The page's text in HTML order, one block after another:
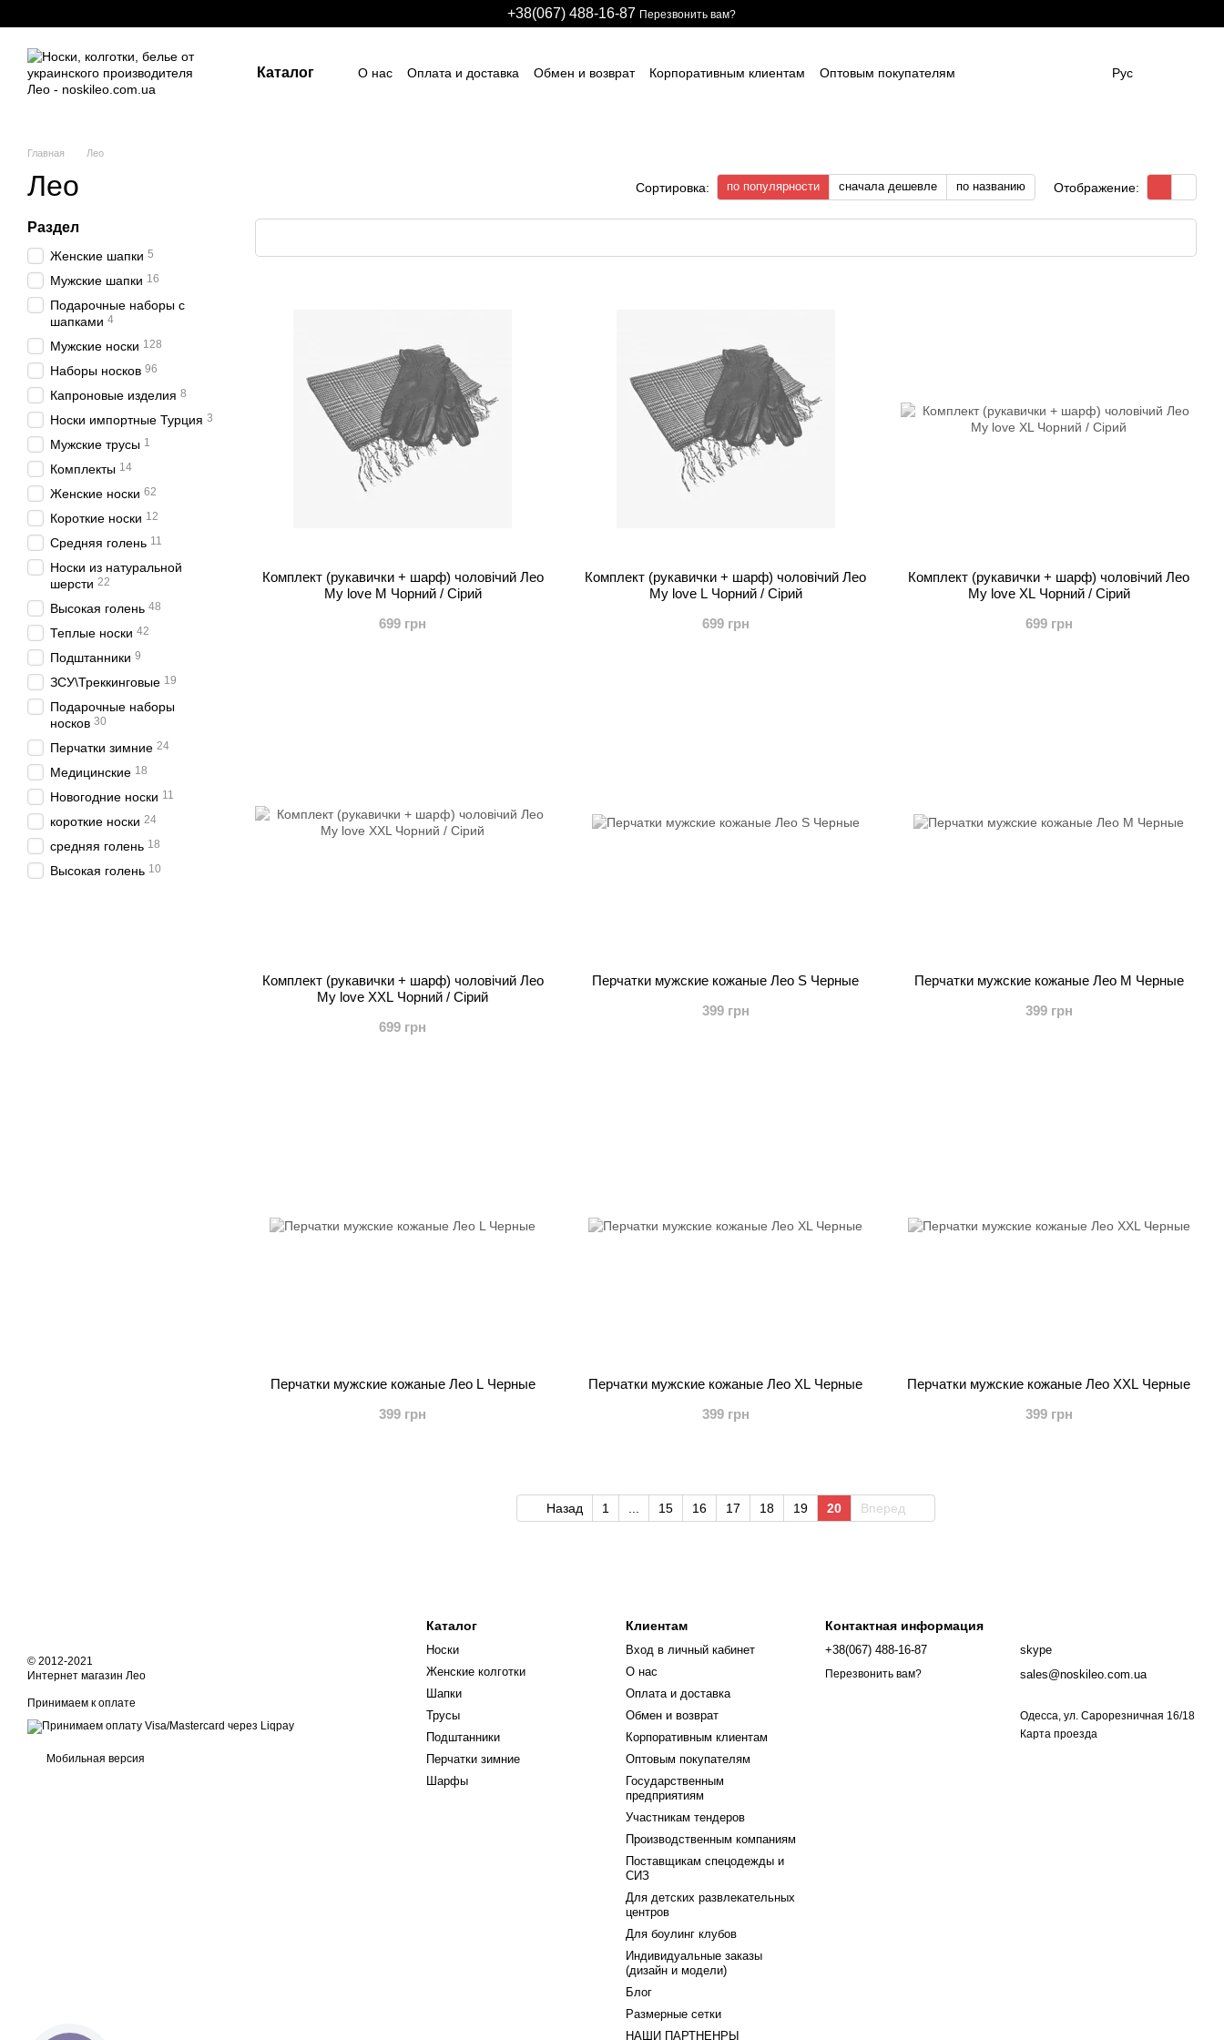
+38(067) 488-16-87 Перезвонить вам?
Каталог О нас Оплата и доставка Обмен и возврат Корпоративным клиентам
Оптовым покупателям
Рус
Главная Лео
Лео Сортировка: по популярности сначала дешевле по названию Отображение:
Комплект (рукавички + шарф) чоловічий Лео
My love М Чорний / Сірий
699 грн
Комплект (рукавички + шарф) чоловічий Лео
My love L Чорний / Сірий
699 грн
Комплект (рукавички + шарф) чоловічий Лео
My love XL Чорний / Сірий
699 грн
Комплект (рукавички + шарф) чоловічий Лео
My love XXL Чорний / Сірий
699 грн
Перчатки мужские кожаные Лео S Черные
399 грн
Перчатки мужские кожаные Лео М Черные
399 грн
Перчатки мужские кожаные Лео L Черные
399 грн
Перчатки мужские кожаные Лео ХL Черные
399 грн
Перчатки мужские кожаные Лео ХХL Черные
399 грн
Назад 1 15 16 17 18 19 20 Вперед
Раздел
Женские шапки 5
Мужские шапки 16
Подарочные наборы с
шапками 4
Мужские носки 128
Наборы носков 96
Капроновые изделия 8
Носки импортные Турция 3
Мужские трусы 1
Комплекты 14
Женские носки 62
Короткие носки 12
Средняя голень 11
Носки из натуральной
шерсти 22
Высокая голень 48
Теплые носки 42
Подштанники 9
ЗСУ\Треккинговые 19
Подарочные наборы
носков 30
Перчатки зимние 24
Медицинские 18
Новогодние носки 11
короткие носки 24
средняя голень 18
Высокая голень 10
© 2012-2021
Интернет магазин Лео
Принимаем к оплате
Мобильная версия
Каталог
Носки
Женские колготки
Шапки
Трусы
Подштанники
Перчатки зимние
Шарфы
Клиентам
Вход в личный кабинет
О нас
Оплата и доставка
Обмен и возврат
Корпоративным клиентам
Оптовым покупателям
Государственным
предприятиям
Участникам тендеров
Производственным компаниям
Поставщикам спецодежды и
СИЗ
Для детских развлекательных
центров
Для боулинг клубов
Индивидуальные заказы
(дизайн и модели)
Блог
Размерные сетки
НАШИ ПАРТНЕНРЫ
Контактная информация
+38(067) 488-16-87
Перезвонить вам?
skype
sales@noskileo.com.ua
Одесса, ул. Сарорезничная 16/18
Карта проезда